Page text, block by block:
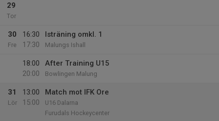
29
Tor
30
Fre
16:30
17:30
Isträning omkl. 1
Malungs Ishall
18:00
20:00
After Training U15
Bowlingen Malung
31
Lör
13:00
15:00
Match mot IFK Ore
U16 Dalarna
Furudals Hockeycenter